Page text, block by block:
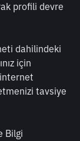
profili devre
dahilindeki
için
internet
tavsiye
Bilgi